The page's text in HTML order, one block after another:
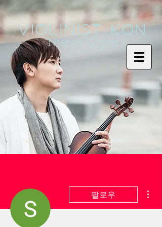
Violinist KoN
Nuevo Gypsy
팔로우